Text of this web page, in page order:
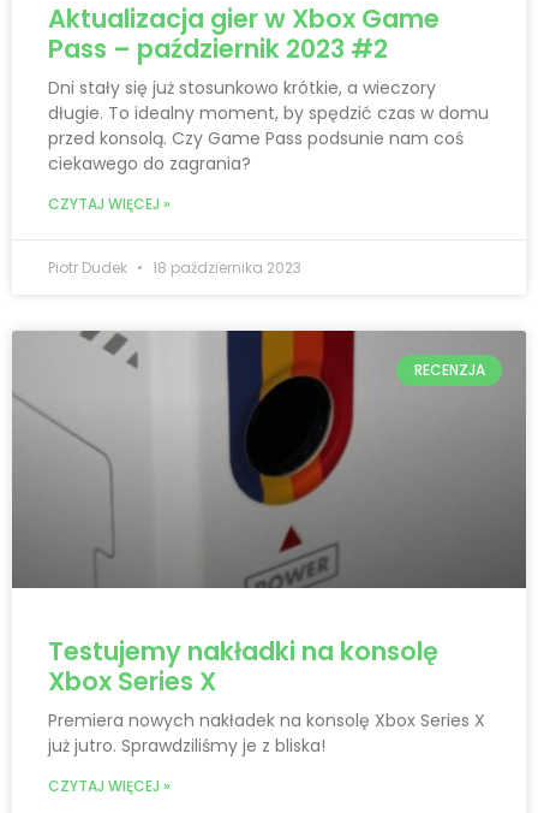
Aktualizacja gier w Xbox Game
Pass – październik 2023 #2
Dni stały się już stosunkowo krótkie, a wieczory
długie. To idealny moment, by spędzić czas w domu
przed konsolą. Czy Game Pass podsunie nam coś
ciekawego do zagrania?
CZYTAJ WIĘCEJ »
Piotr Dudek 18 października 2023
RECENZJA
Testujemy nakładki na konsolę
Xbox Series X
Premiera nowych nakładek na konsolę Xbox Series X
już jutro. Sprawdziliśmy je z bliska!
CZYTAJ WIĘCEJ »